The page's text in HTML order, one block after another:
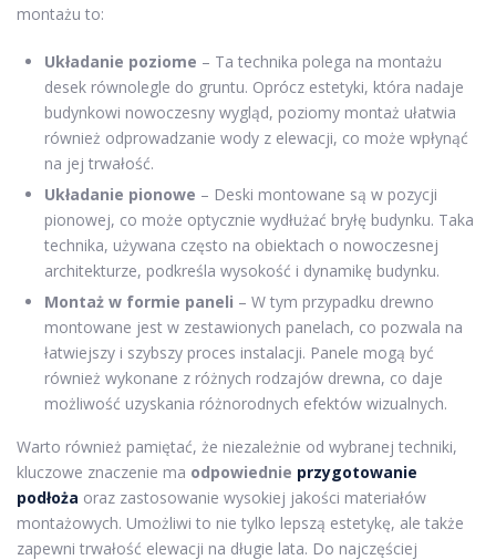
montażu to:
Układanie poziome – Ta technika polega na montażu
desek równolegle do gruntu. Oprócz estetyki, która nadaje
budynkowi nowoczesny wygląd, poziomy montaż ułatwia
również odprowadzanie wody z elewacji, co może wpłynąć
na jej trwałość.
Układanie pionowe – Deski montowane są w pozycji
pionowej, co może optycznie wydłużać bryłę budynku. Taka
technika, używana często na obiektach o nowoczesnej
architekturze, podkreśla wysokość i dynamikę budynku.
Montaż w formie paneli – W tym przypadku drewno
montowane jest w zestawionych panelach, co pozwala na
łatwiejszy i szybszy proces instalacji. Panele mogą być
również wykonane z różnych rodzajów drewna, co daje
możliwość uzyskania różnorodnych efektów wizualnych.
Warto również pamiętać, że niezależnie od wybranej techniki,
kluczowe znaczenie ma odpowiednie przygotowanie
podłoża oraz zastosowanie wysokiej jakości materiałów
montażowych. Umożliwi to nie tylko lepszą estetykę, ale także
zapewni trwałość elewacji na długie lata. Do najczęściej